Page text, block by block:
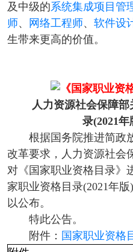
及中级的系统集成项目管
师、 网络工程师、 软件设
生带来更高的价值。
人力资源社会保障部
录(2021
根据国务院推进简政
改革要求，人力资源社会
对《国家职业资格目录》
家职业资格目录(2021年
以公布。
特此公告。
附件： 国家职业资格